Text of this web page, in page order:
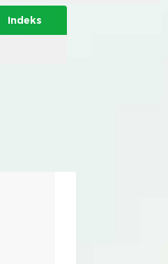
Indeks